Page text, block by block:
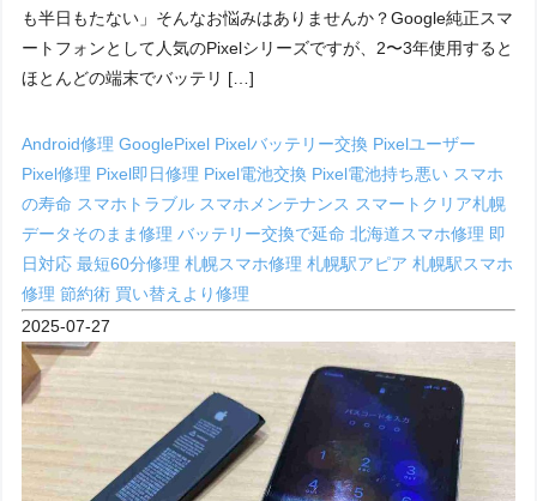
も半日もたない」そんなお悩みはありませんか？Google純正スマ
ートフォンとして人気のPixelシリーズですが、2〜3年使用すると
ほとんどの端末でバッテリ […]
Android修理GooglePixel Pixelバッテリー交換 Pixelユーザー
Pixel修理 Pixel即日修理 Pixel電池交換 Pixel電池持ち悪い スマホ
の寿命 スマホトラブル スマホメンテナンス スマートクリア札幌
データそのまま修理バッテリー交換で延命北海道スマホ修理 即
日対応最短60分修理札幌スマホ修理札幌駅アピア札幌駅スマホ
修理節約術 買い替えより修理
2025-07-27